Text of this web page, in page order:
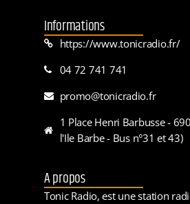
Informations
https://www.tonicradio.fr/
04 72 741 741
promo@tonicradio.fr
1 Place Henri Barbusse -
l'Ile Barbe - Bus n°31 et 43)
A propos
Tonic Radio, est une station